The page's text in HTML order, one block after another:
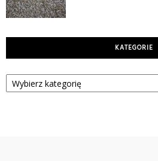
KATEGORIE
Kategorie